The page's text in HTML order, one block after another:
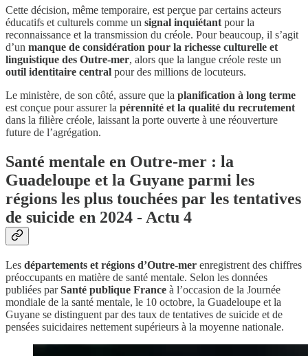
Cette décision, même temporaire, est perçue par certains acteurs
éducatifs et culturels comme un signal inquiétant pour la
reconnaissance et la transmission du créole. Pour beaucoup, il s’agit
d’un manque de considération pour la richesse culturelle et
linguistique des Outre-mer, alors que la langue créole reste un
outil identitaire central pour des millions de locuteurs.
Le ministère, de son côté, assure que la planification à long terme
est conçue pour assurer la pérennité et la qualité du recrutement
dans la filière créole, laissant la porte ouverte à une réouverture
future de l’agrégation.
Santé mentale en Outre-mer : la
Guadeloupe et la Guyane parmi les
régions les plus touchées par les tentatives
de suicide en 2024 - Actu 4
Les départements et régions d’Outre-mer enregistrent des chiffres
préoccupants en matière de santé mentale. Selon les données
publiées parSanté publique France à l’occasion de la Journée
mondiale de la santé mentale, le 10 octobre, la Guadeloupe et la
Guyane se distinguent par des taux de tentatives de suicide et de
pensées suicidaires nettement supérieurs à la moyenne nationale.